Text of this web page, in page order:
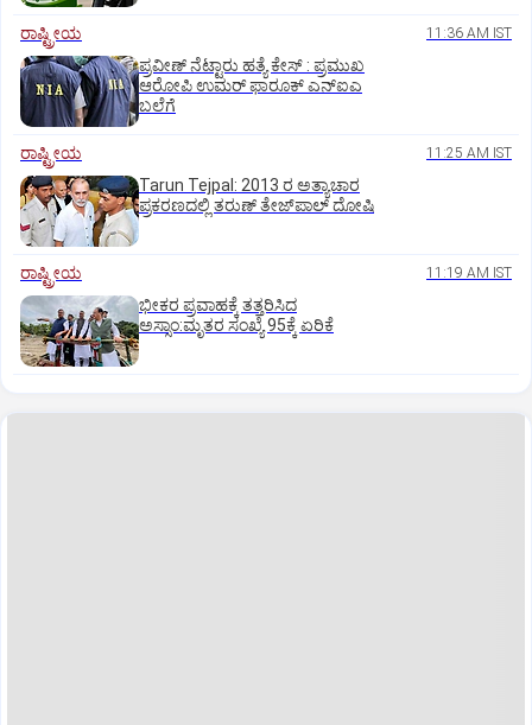
ರಾಷ್ಟ್ರೀಯ 11:36 AM IST
ಪ್ರವೀಣ್ ನೆಟ್ಟಾರು ಹತ್ಯೆ ಕೇಸ್ : ಪ್ರಮುಖ
ಆರೋಪಿ ಉಮರ್ ಫಾರೂಕ್ ಎನ್‌ಐಎ
ಬಲೆಗೆ
ರಾಷ್ಟ್ರೀಯ 11:25 AM IST
Tarun Tejpal: 2013 ರ ಅತ್ಯಾಚಾರ
ಪ್ರಕರಣದಲ್ಲಿ ತರುಣ್ ತೇಜ್‌ಪಾಲ್ ದೋಷಿ
ರಾಷ್ಟ್ರೀಯ 11:19 AM IST
ಭೀಕರ ಪ್ರವಾಹಕ್ಕೆ ತತ್ತರಿಸಿದ
ಅಸ್ಸಾಂ:ಮೃತರ ಸಂಖ್ಯೆ 95ಕ್ಕೆ ಏರಿಕೆ